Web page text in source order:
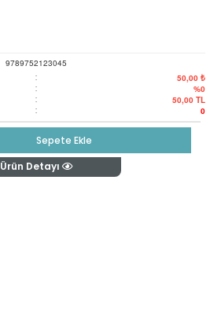
9789752123045
: 50,00 ₺
: %0
: 50,00 TL
: 0
Sepete Ekle
Ürün Detayı